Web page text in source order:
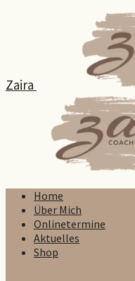
Zaira
Home
Über Mich
Onlinetermine
Aktuelles
Shop